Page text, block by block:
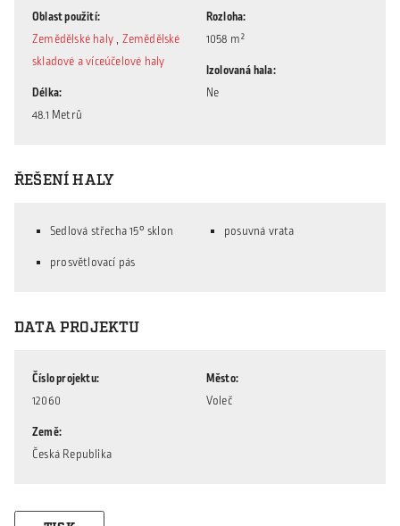
Oblast použití
Zemědělské haly , Zemědělské
skladové a víceúčelové haly
Délka
48.1 Metrů
Rozloha
1058 m²
Izolovaná hala
Ne
ŘEŠENÍ HALY
Sedlová střecha 15° sklon
prosvětlovací pás
posuvná vrata
DATA PROJEKTU
Číslo projektu
12060
Země
Česká Republika
Město
Voleč